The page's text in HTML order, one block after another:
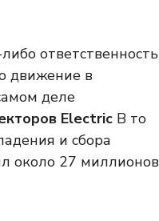
ответственность
движение в
деле
Electric В то
и сбора
около 27 миллионов